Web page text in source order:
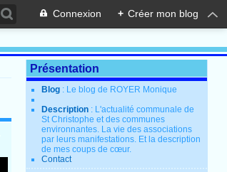
Connexion + Créer mon blog
Présentation
Blog : Le blog de ROYER Monique
Description : L'actualité communale de
St Christophe et des communes
environnantes. La vie des associations
par leurs manifestations. Et la description
de mes coups de cœur.
Contact